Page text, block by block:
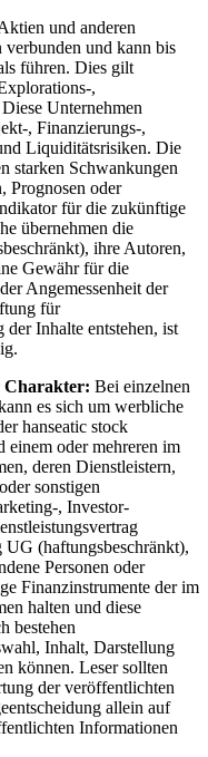
und anderen
und kann bis
führen. Dies gilt
,
Unternehmen
, Finanzierungs-,
Liquiditätsrisiken. Die
starken Schwankungen
Prognosen oder
für die zukünftige
übernehmen die
ihre Autoren,
Gewähr für die
Angemessenheit der
für
der Inhalte entstehen, ist
Charakter: Bei einzelnen
es sich um werbliche
hanseatic stock
einem oder mehreren im
deren Dienstleistern,
sonstigen
, Investor-
UG (haftungsbeschränkt),
Personen oder
Finanzinstrumente der im
halten und diese
bestehen
Inhalt, Darstellung
können. Leser sollten
der veröffentlichten
allein auf
Informationen